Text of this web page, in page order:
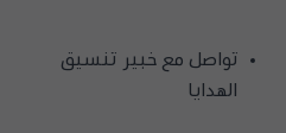
تواصل مع خبير تنسيق
الهدايا